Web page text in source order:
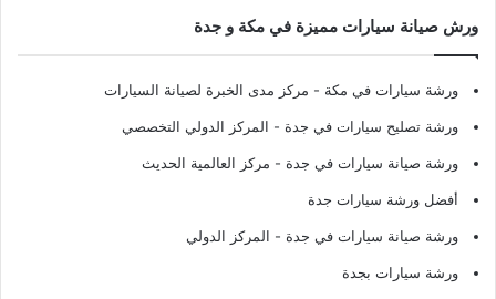
ورش صيانة سيارات مميزة في مكة و جدة
ورشة سيارات في مكة - مركز مدى الخبرة لصيانة السيارات
ورشة تصليح سيارات في جدة - المركز الدولي التخصصي
ورشة صيانة سيارات في جدة - مركز العالمية الحديث
أفضل ورشة سيارات جدة
ورشة صيانة سيارات في جدة - المركز الدولي
ورشة سيارات بجدة